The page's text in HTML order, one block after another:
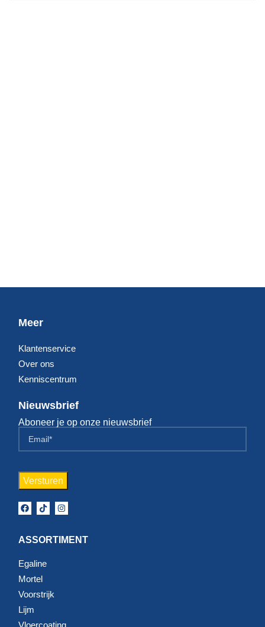
Meer
Klantenservice
Over ons
Kenniscentrum
Nieuwsbrief
Aboneer je op onze nieuwsbrief
ASSORTIMENT
Egaline
Mortel
Voorstrijk
Lijm
Vloercoating